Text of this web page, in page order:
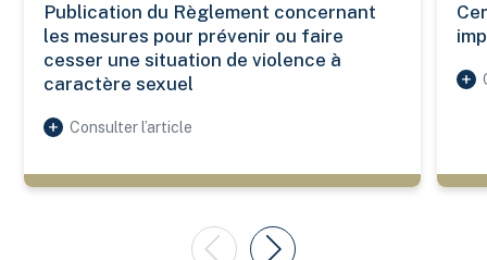
Publication du Règlement concernant
les mesures pour prévenir ou faire
cesser une situation de violence à
caractère sexuel
Consulter l’article